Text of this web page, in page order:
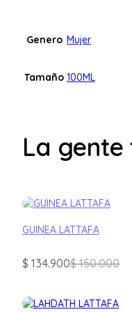
Genero Mujer
Tamaño 100ML
La
GUINEA LATTAFA
$150.000
El
original
$ 134.900
El
actual